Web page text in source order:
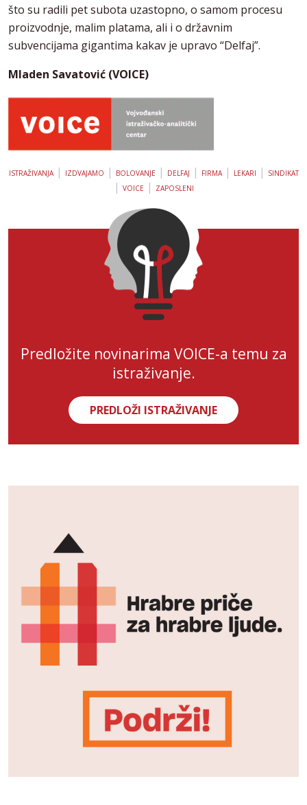
što su radili pet subota uzastopno, o samom procesu
proizvodnje, malim platama, ali i o državnim
subvencijama gigantima kakav je upravo “Delfaj”.
Mladen Savatović (VOICE)
ISTRAŽIVANJA| IZDVAJAMO | BOLOVANJE | DELFAJ | FIRMA| LEKARI | SINDIKAT
| VOICE | ZAPOSLENI
Predložite novinarima VOICE-a temu za
istraživanje.
PREDLOŽI ISTRAŽIVANJE